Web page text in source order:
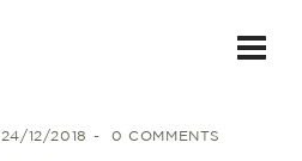
24/12/2018 0 COMMENTS